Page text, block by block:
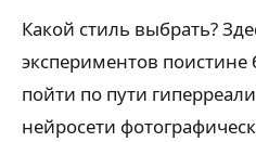
Какой стиль выбрать?
экспериментов
пойти по пути
нейросети